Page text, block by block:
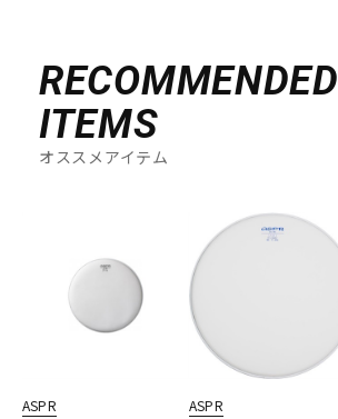
RECOMMENDED
ITEMS
オススメアイテム
ASPR ASPR